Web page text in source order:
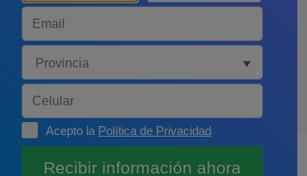
Acepto la Política de Privacidad